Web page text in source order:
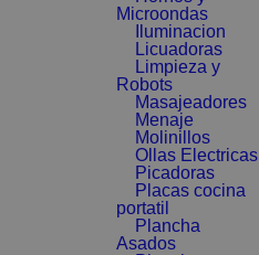
Microondas
Iluminacion
Licuadoras
Limpieza y
Robots
Masajeadores
Menaje
Molinillos
Ollas Electricas
Picadoras
Placas cocina
portatil
Plancha
Asados